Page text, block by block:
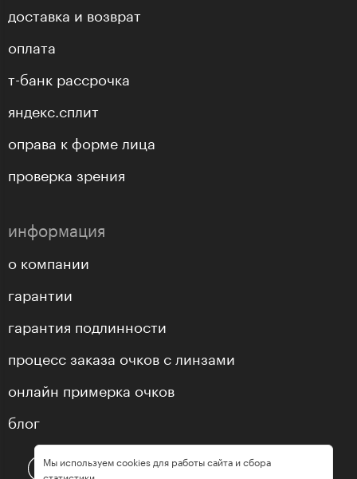
доставка и возврат
оплата
т-банк рассрочка
яндекс.сплит
оправа к форме лица
проверка зрения
информация
о компании
гарантии
гарантия подлинности
процесс заказа очков с линзами
онлайн примерка очков
блог
Мы используем cookies для работы сайта и сбора